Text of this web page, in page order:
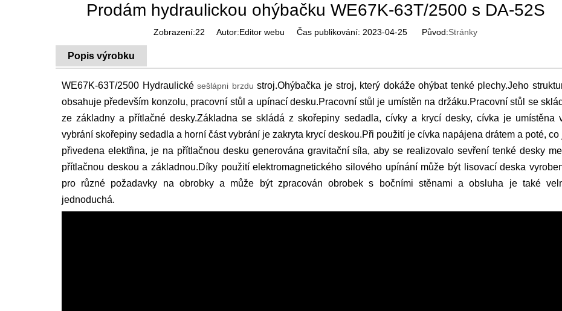
Prodám hydraulickou ohýbačku WE67K-63T/2500 s DA-52S
Zobrazení:22 Autor:Editor webu Čas publikování: 2023-04-25 Původ:Stránky
Popis výrobku
WE67K-63T/2500 Hydraulickésešlápni brzdu stroj.Ohýbačka je stroj, který dokáže ohýbat tenké plechy.Jeho
obsahuje především konzolu, pracovní stůl a upínací desku.Pracovní stůl je umístěn na držáku.Pracovní stůl se
ze základny a přítlačné desky.Základna se skládá z skořepiny sedadla, cívky a krycí desky, cívka je umístěna
vybrání skořepiny sedadla a horní část vybrání je zakryta krycí deskou.Při použití je cívka napájena drátem a poté, co
přivedena elektřina, je na přítlačnou desku generována gravitační síla, aby se realizovalo sevření tenké desky
přítlačnou deskou a základnou.Díky použití elektromagnetického silového upínání může být lisovací deska
pro různé požadavky na obrobky a může být zpracován obrobek s bočními stěnami a obsluha je také
jednoduchá.